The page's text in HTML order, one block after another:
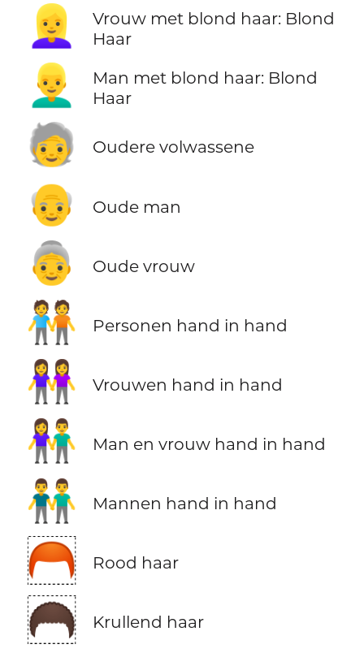
👱‍♀️
Vrouw met blond haar: Blond
Haar
👱‍♂️
Man met blond haar: Blond
Haar
🧓 Oudere volwassene
👴 Oude man
👵 Oude vrouw
🧑‍🤝‍🧑 Personen hand in hand
👭 Vrouwen hand in hand
👫 Man en vrouw hand in hand
👬 Mannen hand in hand
🦰 Rood haar
🦱 Krullend haar